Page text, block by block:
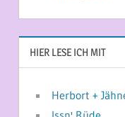
HIER LESE ICH MIT
Herbort +